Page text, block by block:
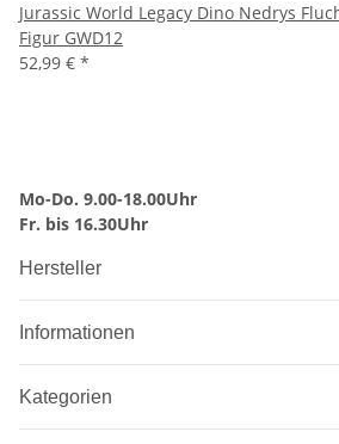
Jurassic World Legacy Dino Nedrys
Figur GWD12
52,99 € *
Mo-Do. 9.00-18.00Uhr
Fr. bis 16.30Uhr
Hersteller
Informationen
Kategorien